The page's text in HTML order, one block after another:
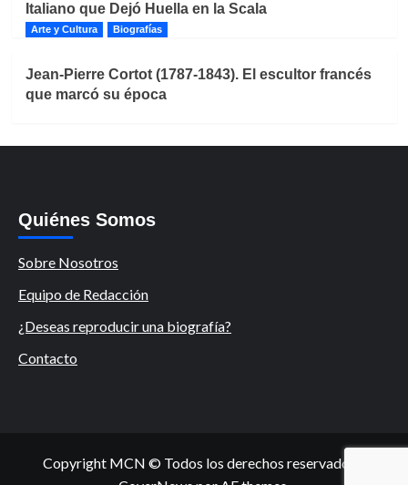
Italiano que Dejó Huella en la Scala
Arte y Cultura Biografías
Jean-Pierre Cortot (1787-1843). El escultor francés
que marcó su época
Quiénes Somos
Sobre Nosotros
Equipo de Redacción
¿Deseas reproducir una biografía?
Contacto
Copyright MCN © Todos los derechos reservados.